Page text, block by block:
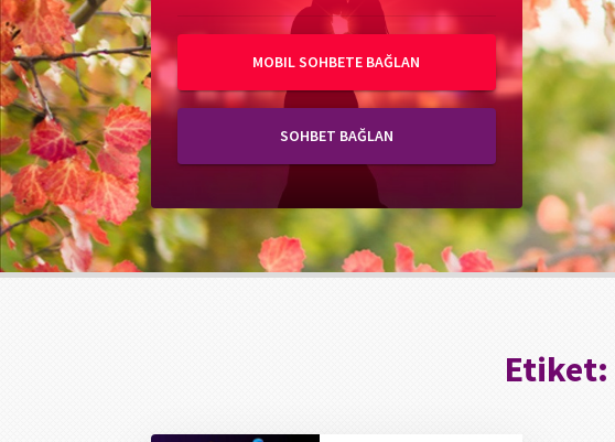
MOBIL SOHBETE BAĞLAN
SOHBET BAĞLAN
Etiket: